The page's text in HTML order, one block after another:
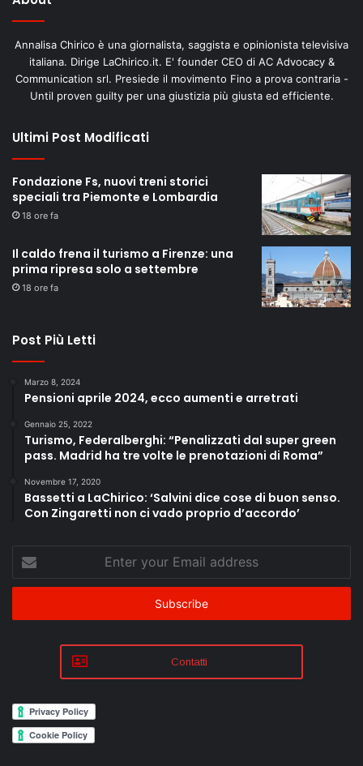
Annalisa Chirico è una giornalista, saggista e opinionista televisiva
italiana. Dirige LaChirico.it. E' founder CEO di AC Advocacy &
Communication srl. Presiede il movimento Fino a prova contraria -
Until proven guilty per una giustizia più giusta ed efficiente.
Ultimi Post Modificati
Fondazione Fs, nuovi treni storici
speciali tra Piemonte e Lombardia
18 ore fa
Il caldo frena il turismo a Firenze: una
prima ripresa solo a settembre
18 ore fa
Post Più Letti
Marzo 8, 2024
Pensioni aprile 2024, ecco aumenti e arretrati
Gennaio 25, 2022
Turismo, Federalberghi: “Penalizzati dal super green
pass. Madrid ha tre volte le prenotazioni di Roma”
Novembre 17, 2020
Bassetti a LaChirico: ‘Salvini dice cose di buon senso.
Con Zingaretti non ci vado proprio d’accordo’
your
Email
Contatti